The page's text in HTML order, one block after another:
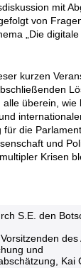
mit
von
„Die
kurzen
überein, wie
für die
und
Krisen
S.E. den
des
und
Kai